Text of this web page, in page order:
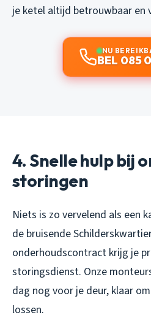
je ketel altijd betrouwbaar en
NU
BEL 085
4. Snelle hulp bij
storingen
Niets is zo vervelend als een
de bruisende
onderhoudscontract krijg je
storingsdienst. Onze
dag nog voor je deur, klaar
lossen.